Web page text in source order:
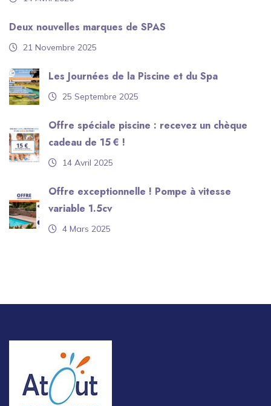
Deux nouvelles marques de SPAS
21 Novembre 2025
Les Journées de la Piscine et du Spa
25 Septembre 2025
Offre spéciale piscine : recevez un chèque
cadeau de 15 € !
14 Avril 2025
Offre exceptionnelle ! Pompe à vitesse
variable 1.5cv
4 Mars 2025